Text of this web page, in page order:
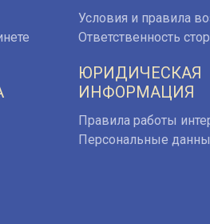
Условия и правила
Ответственность
ЮРИДИЧЕСКАЯ
ИНФОРМАЦИЯ
Правила работы
Персональные